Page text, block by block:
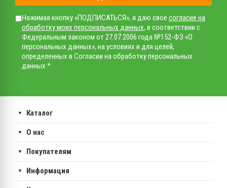
Нажимая кнопку «ПОДПИСАТЬСЯ», я даю свое согласие на
обработку моих персональных данных, в соответствии с
Федеральным законом от 27.07.2006 года №152-ФЗ «О
персональных данных», на условиях и для целей,
определенных в Согласии на обработку персональных
данных *
Каталог
О нас
Покупателям
Информация